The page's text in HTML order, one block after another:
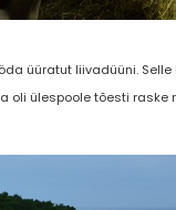
üüratut liivadüüni.
oli ülespoole tõesti